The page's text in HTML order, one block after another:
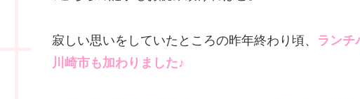
寂しい思いをしていたところの昨年終わり頃、 ランチ
川崎市も加わりました♪